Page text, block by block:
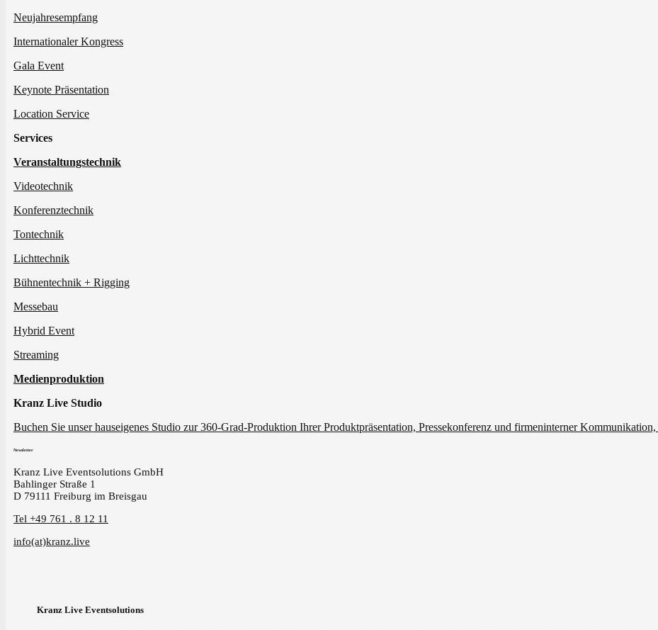
Neujahresempfang
Internationaler Kongress
Gala Event
Keynote Präsentation
Location Service
Services
Veranstaltungstechnik
Videotechnik
Konferenztechnik
Tontechnik
Lichttechnik
Bühnentechnik + Rigging
Messebau
Hybrid Event
Streaming
Medienproduktion
Kranz Live Studio
Buchen Sie unser hauseigenes Studio zur 360-Grad-Produktion Ihrer Produktpräsentation, Pressekonferenz und firmeninterner
Newsletter
Kranz Live Eventsolutions GmbH
Bahlinger Straße 1
D 79111 Freiburg im Breisgau
Tel +49 761 . 8 12 11
info(at)kranz.live
Kranz Live Eventsolutions